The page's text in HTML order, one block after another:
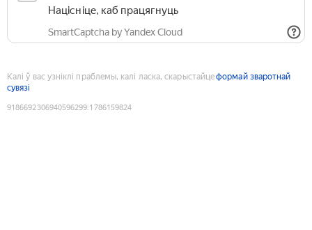
Націсніце, каб працягнуць
SmartCaptcha by Yandex Cloud
Калі ў вас узніклі праблемы, калі ласка, скарыстайцеформай зваротнай
сувязі
9186692306940596299:1786159824